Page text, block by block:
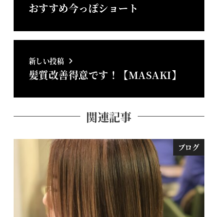
おすすめ今っぽショート
新しい投稿
髪質改善得意です！【MASAKI】
関連記事
ブログ